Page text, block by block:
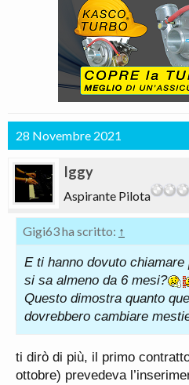
28 Novembre 2021
Iggy
Aspirante Pilota
Gigi63 ha scritto: ↑
E ti hanno dovuto
si sa almeno da 6 mesi?
Questo dimostra quanto
dovrebbero cambiare
ti dirò di più, il primo
ottobre) prevedeva